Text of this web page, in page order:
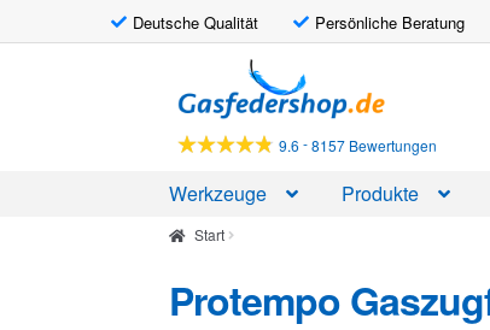
Deutsche Qualität Persönliche Beratung
Navigation
springen
Inhalt
springen
9.6 -8157 Bewertungen
Werkzeuge Produkte
Start
Protempo